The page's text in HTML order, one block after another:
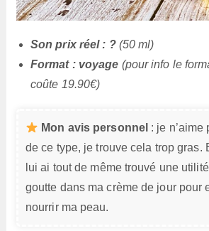
Son prix réel : ?(50 ml)
Format : voyage (pour info le
coûte 19.90€)
Mon avis personnel : je
de ce type, je trouve cela trop gras.
lui ai tout de même trouvé une
goutte dans ma crème de jour pour
nourrir ma peau.